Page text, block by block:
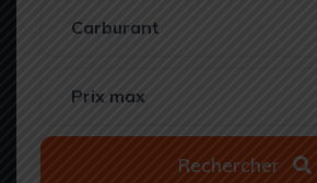
Rechercher